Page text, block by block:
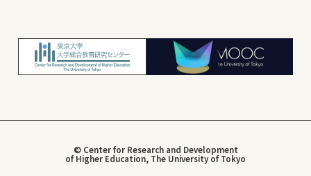
© Center for Research and Development
of Higher Education, The University of Tokyo